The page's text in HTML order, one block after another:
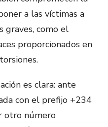
a las víctimas a
graves, como el
proporcionados en
es clara: ante
con el prefijo +234
otro número